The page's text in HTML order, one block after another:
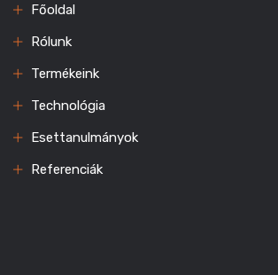
Főoldal
Rólunk
Termékeink
Technológia
Esettanulmányok
Referenciák